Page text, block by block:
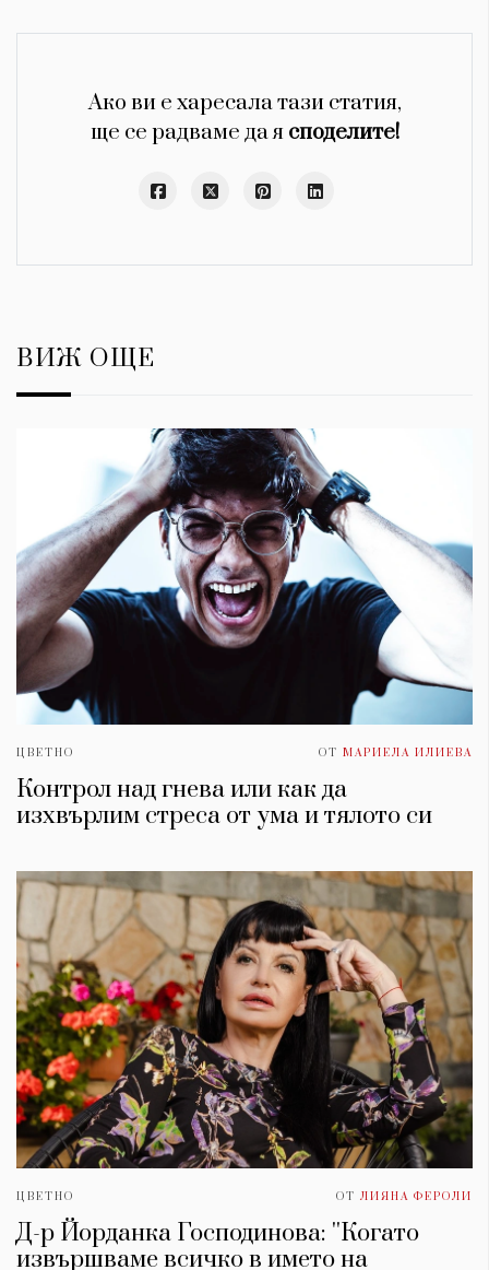
Ако ви е харесала тази статия,
ще се радваме да я споделите!
ВИЖ ОЩЕ
ЦВЕТНО ОТ МАРИЕЛА ИЛИЕВА
Контрол над гнева или как да
изхвърлим стреса от умa и тялото си
ЦВЕТНО ОТ ЛИЯНА ФЕРОЛИ
Д-р Йорданка Господинова: ''Когато
извършваме всичко в името на